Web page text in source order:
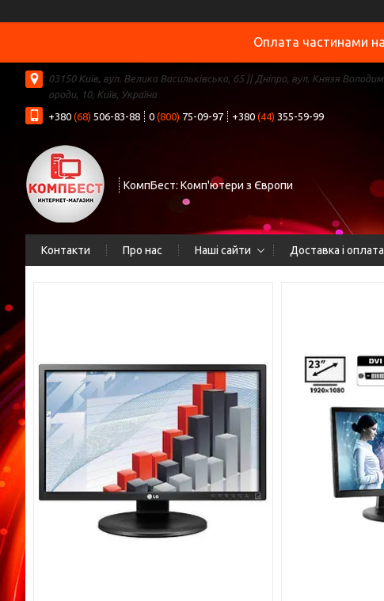
Оплата частинами
03150 Київ, вул. Велика Васильківська, 65 || Дніпро, вул. Князя
ороди, 10, Київ, Україна
+380 (68) 506-83-88 0 (800) 75-09-97 +380 (44) 355-59-99
КомпБест: Комп'ютери з Європи
Контакти Про нас Наші сайти Доставка і оплата